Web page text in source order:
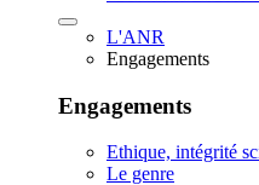
L'ANR
Engagements
Engagements
Ethique, intégrité
Le genre